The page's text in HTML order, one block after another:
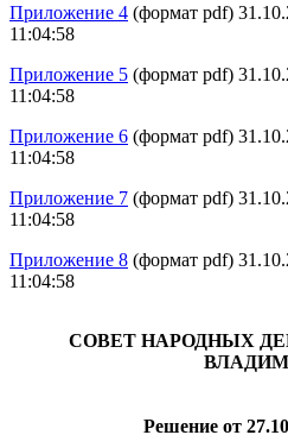
Приложение 4 (формат pdf)
11:04:58
Приложение 5 (формат pdf)
11:04:58
Приложение 6 (формат pdf)
11:04:58
Приложение 7 (формат pdf)
11:04:58
Приложение 8 (формат pdf)
11:04:58
СОВЕТ НАРОДНЫХ
Решение от